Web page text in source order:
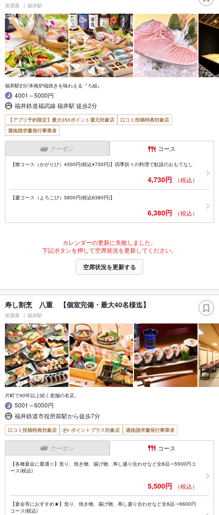
居酒屋 福井駅
福井駅2分!本格炉端焼きを味わえる『ろ組』
4001～5000円
福井鉄道福武線 福井駅 徒歩2分
【アプリ予約限定】最大350ポイント還元対象店
口コミ投稿特典対象店
適格請求書発行事業者
クーポン コース
【燎コース（かがりび）4300円(税込4730円)】四季折々の料理で歓談のおもてなし
4,730円 （税込）
【慶コース（よろこび）5800円(税込6380円)】
6,380円 （税込）
カレンダーの更新に失敗しました。
下記ボタンを押して空席状況を更新してください。
空席状況を更新する
寿し割烹 八重 【個室完備・最大40名様迄】
居酒屋 福井駅
片町で40年以上続く老舗の名店。
5001～6000円
福井鉄道市役所前駅から徒歩7分
口コミ投稿特典対象店 ポイントプラス対象店 適格請求書発行事業者
クーポン コース
【各種宴会に最適☆】造り、焼き物、揚げ物、寿し盛り合わせなど全8品⇒5500円コ
ース(税込)
5,500円 （税込）
【宴会等におすすめ★】造り、焼き物、揚げ物、寿し盛り合わせなど全8品⇒6600円
コース(税込)